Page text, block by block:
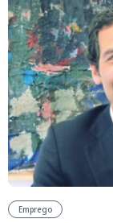
Emprego